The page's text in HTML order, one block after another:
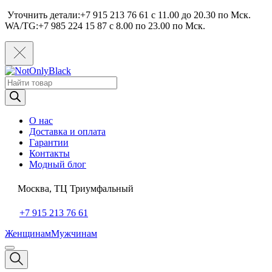
Уточнить детали:+7 915 213 76 61 c 11.00 до 20.30 по Мcк.
WA/TG:+7 985 224 15 87 c 8.00 по 23.00 по Мcк.
Поиск
товаров
О нас
Доставка и оплата
Гарантии
Контакты
Модный блог
Москва, ТЦ Триумфальный
+7 915 213 76 61
ЖенщинамМужчинам